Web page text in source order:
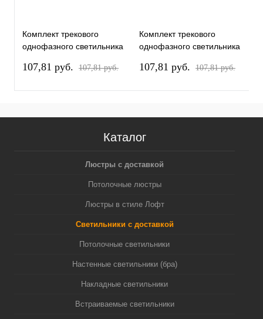
Комплект трекового
однофазного светильника
белый песок/серебро
107,81 pуб. 107,81 pуб.
Комплект трекового
однофазного светильника
белый песок/золото
107,81 pуб. 107,81 pуб.
Каталог
Люстры с доставкой
Потолочные люстры
Люстры в стиле Лофт
Светильники с доставкой
Потолочные светильники
Настенные светильники (бра)
Накладные светильники
Встраиваемые светильники